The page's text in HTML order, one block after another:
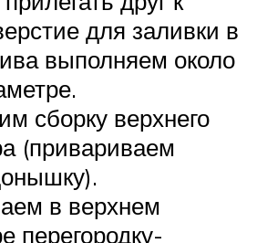
для заливки в
выполняем около
сборку верхнего
(привариваем
в верхнем
перегородку-